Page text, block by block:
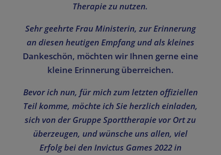
Therapie zu nutzen.
Sehr geehrte Frau Ministerin, zur Erinnerung
an diesen heutigen Empfang und als kleines
Dankeschön, möchten wir Ihnen gerne eine
kleine Erinnerung überreichen.
Bevor ich nun, für mich zum letzten offiziellen
Teil komme, möchte ich Sie herzlich einladen,
sich von der Gruppe Sporttherapie vor Ort zu
überzeugen, und wünsche uns allen, viel
Erfolg bei den Invictus Games 2022 in